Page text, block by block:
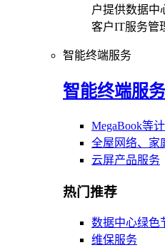
户提供数据中
客户IT服务管
智能终端服务
智能终端服务
MegaBook等
全屋网络、家
云屏产品服务
热门推荐
数据中心绿色
维保服务